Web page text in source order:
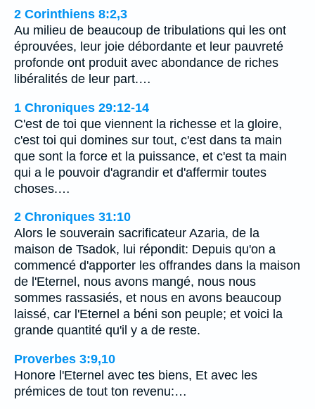
2 Corinthiens 8:2,3
Au milieu de beaucoup de tribulations qui les ont
éprouvées, leur joie débordante et leur pauvreté
profonde ont produit avec abondance de riches
libéralités de leur part.…
1 Chroniques 29:12-14
C'est de toi que viennent la richesse et la gloire,
c'est toi qui domines sur tout, c'est dans ta main
que sont la force et la puissance, et c'est ta main
qui a le pouvoir d'agrandir et d'affermir toutes
choses.…
2 Chroniques 31:10
Alors le souverain sacrificateur Azaria, de la
maison de Tsadok, lui répondit: Depuis qu'on a
commencé d'apporter les offrandes dans la maison
de l'Eternel, nous avons mangé, nous nous
sommes rassasiés, et nous en avons beaucoup
laissé, car l'Eternel a béni son peuple; et voici la
grande quantité qu'il y a de reste.
Proverbes 3:9,10
Honore l'Eternel avec tes biens, Et avec les
prémices de tout ton revenu:…